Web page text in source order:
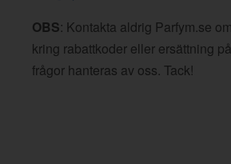
OBS: Kontakta aldrig Parfym.se
kring rabattkoder eller ersättning
frågor hanteras av oss. Tack!